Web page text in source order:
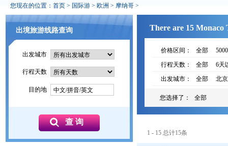
您现在的位置： 首页 > 国际游 > 欧洲 > 摩纳哥 >
出境旅游线路查询
出发城市
行程天数
目的地 中文/拼音/英文
There are 15 Monaco
价格区间： 全部
行程天数：
全部
6天
出发城市：
全部 北京
您选择了： 全部
1 - 15 总计15条